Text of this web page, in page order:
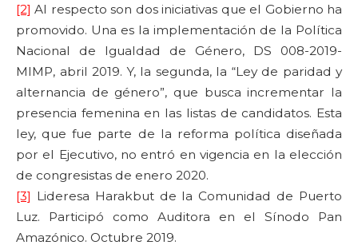
[2] Al respecto son dos iniciativas que el Gobierno ha
promovido. Una es la implementación de la Política
Nacional de Igualdad de Género, DS 008-2019-
MIMP, abril 2019. Y, la segunda, la “Ley de paridad y
alternancia de género”, que busca incrementar la
presencia femenina en las listas de candidatos. Esta
ley, que fue parte de la reforma política diseñada
por el Ejecutivo, no entró en vigencia en la elección
de congresistas de enero 2020.
[3] Lideresa Harakbut de la Comunidad de Puerto
Luz. Participó como Auditora en el Sínodo Pan
Amazónico. Octubre 2019.